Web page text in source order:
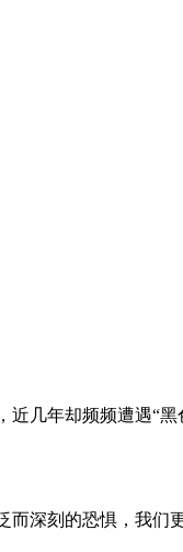
几年却频频遭遇“黑
深刻的恐惧，我